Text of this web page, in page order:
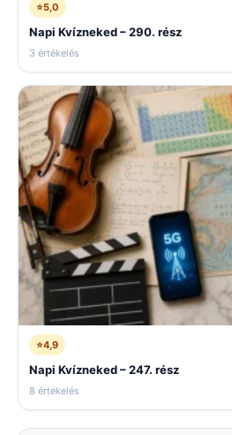
⭐5,0
Napi Kvízneked – 290. rész
3 értékelés
⭐4,9
Napi Kvízneked – 247. rész
8 értékelés